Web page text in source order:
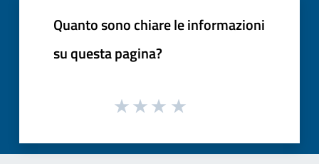
Quanto sono chiare le informazioni
su questa pagina?